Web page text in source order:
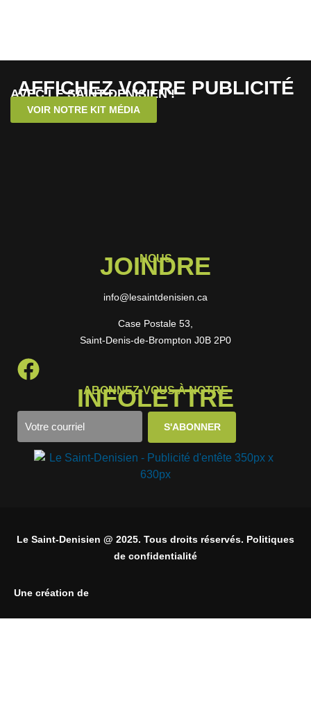
AFFICHEZ VOTRE PUBLICITÉ
AVEC LE SAINT-DENISIEN !
VOIR NOTRE KIT MÉDIA
NOUS
JOINDRE
info@lesaintdenisien.ca
Case Postale 53,
Saint-Denis-de-Brompton J0B 2P0
ABONNEZ-VOUS À NOTRE
INFOLETTRE
Le Saint-Denisien @ 2025. Tous droits réservés. Politiques
de confidentialité
Une création de